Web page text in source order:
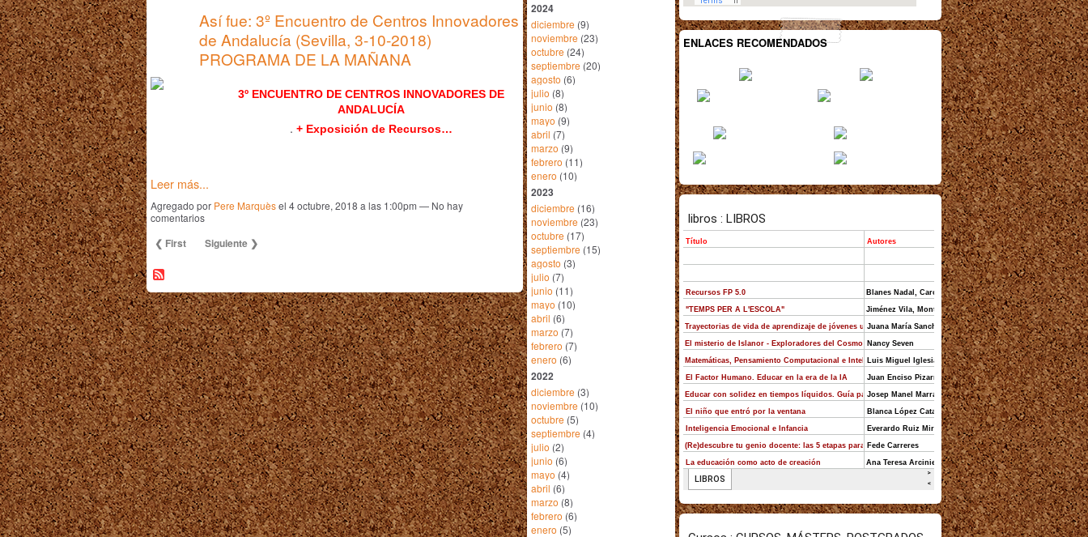
Así fue: 3º Encuentro de Centros Innovadores
de Andalucía (Sevilla, 3-10-2018)
PROGRAMA DE LA MAÑANA
3º ENCUENTRO DE CENTROS INNOVADORES DE
ANDALUCÍA
. + Exposición de Recursos…
Leer más...
Agregado por Pere Marquèsel 4 octubre, 2018 a las 1:00pm — No hay
comentarios
❮ First Siguiente ❯
2024
diciembre (9)
noviembre (23)
octubre (24)
septiembre (20)
agosto (6)
julio (8)
junio (8)
mayo (9)
abril (7)
marzo (9)
febrero (11)
enero (10)
2023
diciembre (16)
noviembre (23)
octubre (17)
septiembre (15)
agosto (3)
julio (7)
junio (11)
mayo (10)
abril (6)
marzo (7)
febrero (7)
enero (6)
2022
diciembre (3)
noviembre (10)
octubre (5)
septiembre (4)
julio (2)
junio (6)
mayo (4)
abril (6)
marzo (8)
febrero (6)
enero (5)
ENLACES RECOMENDADOS